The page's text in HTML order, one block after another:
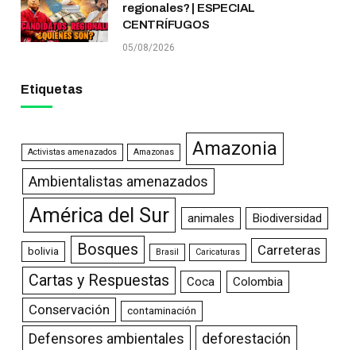
regionales? | ESPECIAL
CENTRÍFUGOS
05/08/2026
Etiquetas
Activistas amenazados Amazonas Amazonia
Ambientalistas amenazados
América del Sur animales Biodiversidad
bolivia Bosques Brasil Caricaturas Carreteras
Cartas y Respuestas Coca Colombia
Conservación contaminación
Defensores ambientales deforestación